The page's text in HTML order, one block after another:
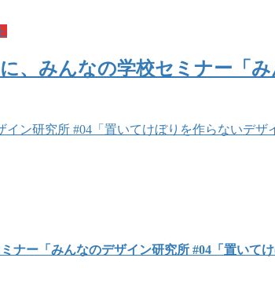
に、みんなの学校セミナー「
ン研究所 #04「置いてけぼりを作らないデ
ナー「みんなのデザイン研究所 #04「置いて